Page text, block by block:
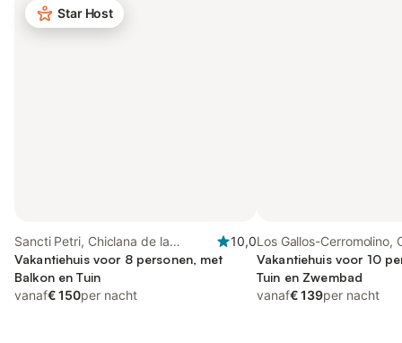
Star Host
Sancti Petri, Chiclana de la
Frontera
10,0
Vakantiehuis voor 8 personen, met
Balkon en Tuin
vanaf€ 150per nacht
Los Gallos-Cerromolino,
la Frontera
Vakantiehuis voor 10
Tuin en Zwembad
vanaf€ 139per nacht